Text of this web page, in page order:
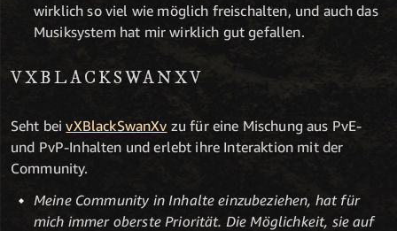
wirklich so viel wie möglich freischalten, und auch das
Musiksystem hat mir wirklich gut gefallen.
VXBLACKSWANXV
Seht beivXBlackSwanXv zu für eine Mischung aus PvE-
und PvP-Inhalten und erlebt ihre Interaktion mit der
Community.
Meine Community in Inhalte einzubeziehen, hat für
mich immer oberste Priorität. Die Möglichkeit, sie auf